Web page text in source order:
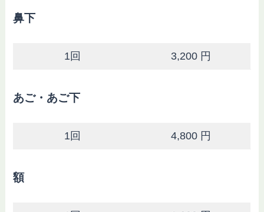
鼻下
1回 3,200 円
あご・あご下
1回 4,800 円
額